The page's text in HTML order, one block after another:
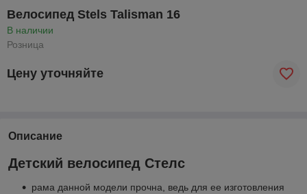
Велосипед Stels Talisman 16
В наличии
Розница
Цену уточняйте
Описание
Детский велосипед Стелс
рама данной модели прочна, ведь для ее изготовления